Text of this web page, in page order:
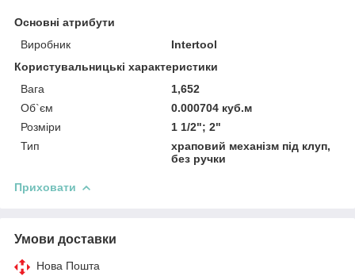
Основні атрибути
Виробник
Intertool
Користувальницькі характеристики
Вага
1,652
Об`єм
0.000704 куб.м
Розміри
1 1/2"; 2"
Тип
храповий механізм під клуп,
без ручки
Приховати
Умови доставки
Нова Пошта